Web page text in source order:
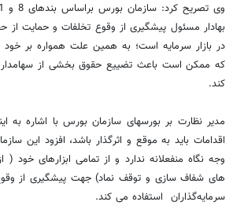
بهادار مسئول پیشگیری از وقوع تخلفات و حمایت از
در بازار سرمایه است؛ به همین علت همواره بر
که ممکن است باعث تضییع حقوق بخشی از
کند.
مدیر نظارت بر بورسهای سازمان بورس با اشاره به
اقدامات باید به موقع و اثرگذار باشد، افزود این
وجه نگاه منفعلانه ندارد و از تمامی ابزارهای خود (
های شفاف سازی و توقف نماد) جهت پیشگیری از
سرمایه‌گذاران استفاده می کند.